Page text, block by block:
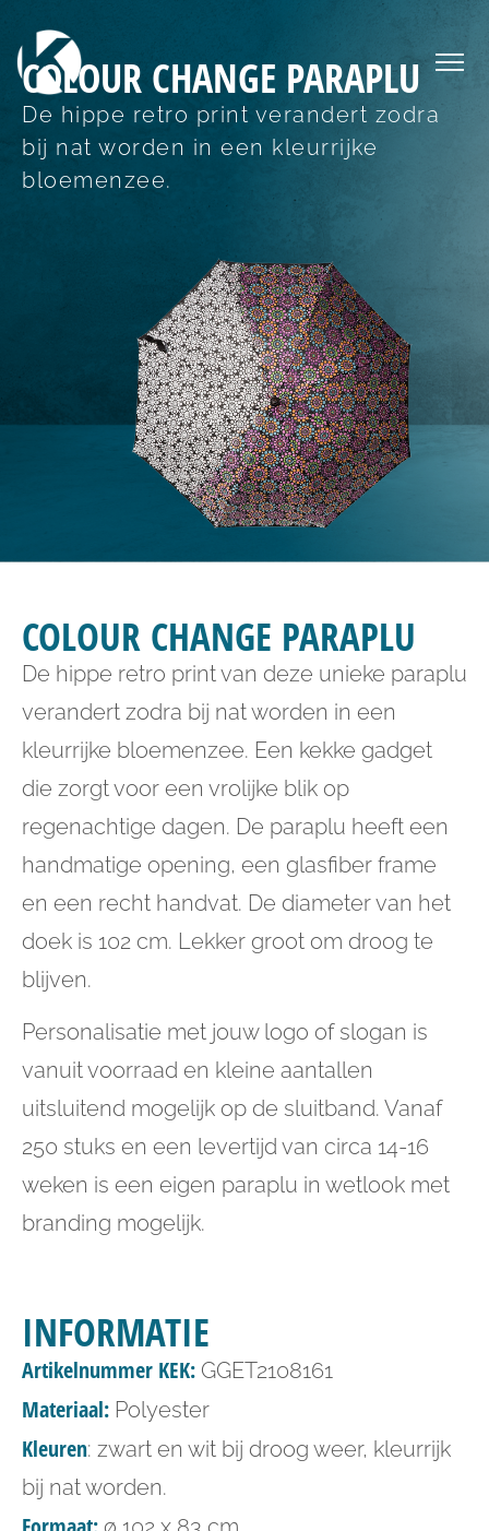
COLOUR CHANGE PARAPLU
De hippe retro print verandert zodra
bij nat worden in een kleurrijke
bloemenzee.
COLOUR CHANGE PARAPLU
De hippe retro print van deze unieke paraplu
verandert zodra bij nat worden in een
kleurrijke bloemenzee. Een kekke gadget
die zorgt voor een vrolijke blik op
regenachtige dagen. De paraplu heeft een
handmatige opening, een glasfiber frame
en een recht handvat. De diameter van het
doek is 102 cm. Lekker groot om droog te
blijven.
Personalisatie met jouw logo of slogan is
vanuit voorraad en kleine aantallen
uitsluitend mogelijk op de sluitband. Vanaf
250 stuks en een levertijd van circa 14-16
weken is een eigen paraplu in wetlook met
branding mogelijk.
INFORMATIE
Artikelnummer KEK: GGET2108161
Materiaal: Polyester
Kleuren: zwart en wit bij droog weer, kleurrijk
bij nat worden.